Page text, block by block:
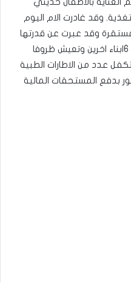
وقد غادرت الام اليوم
وقد عبرت عن قدرتها
علي دفع معلوم الولادة فهي ام 6ابناء اخرين وتعيش ظروفا
عدد من الاطارات الطبية
بدفع المستحقات المالية